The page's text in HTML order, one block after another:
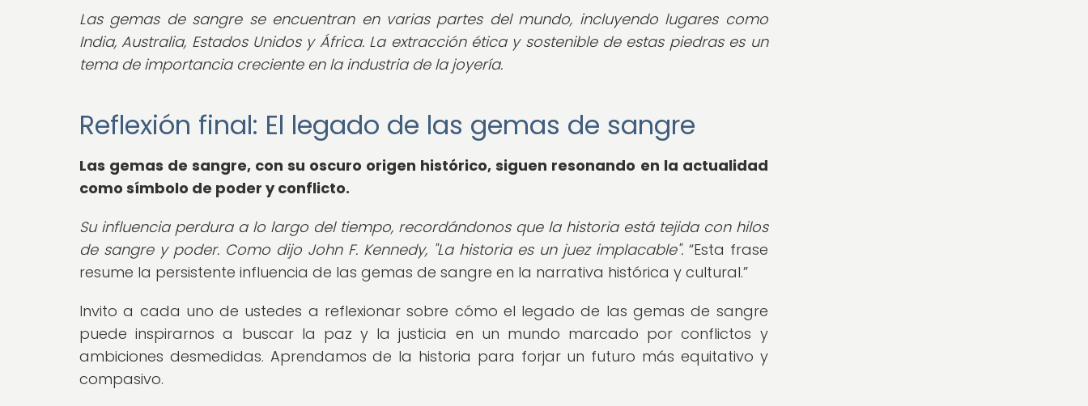
Las gemas de sangre se encuentran en varias partes del mundo, incluyendo lugares como
India, Australia, Estados Unidos y África. La extracción ética y sostenible de estas piedras es un
tema de importancia creciente en la industria de la joyería.
Reflexión final: El legado de las gemas de sangre
Las gemas de sangre, con su oscuro origen histórico, siguen resonando en la actualidad
como símbolo de poder y conflicto.
Su influencia perdura a lo largo del tiempo, recordándonos que la historia está tejida con hilos
de sangre y poder. Como dijo John F. Kennedy, "La historia es un juez implacable". Esta frase
resume la persistente influencia de las gemas de sangre en la narrativa histórica y cultural.
Invito a cada uno de ustedes a reflexionar sobre cómo el legado de las gemas de sangre
puede inspirarnos a buscar la paz y la justicia en un mundo marcado por conflictos y
ambiciones desmedidas. Aprendamos de la historia para forjar un futuro más equitativo y
compasivo.